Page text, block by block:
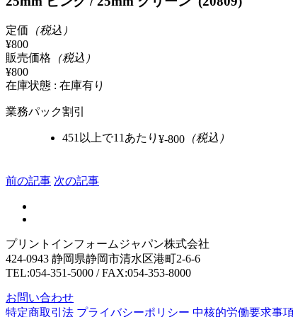
定価 （税込）
¥800
販売価格 （税込）
¥800
在庫状態 : 在庫有り
業務パック割引
451以上で11あたり ¥-800 （税込）
前の記事 次の記事
プリントインフォームジャパン株式会社
424-0943 静岡県静岡市清水区港町2-6-6
TEL:054-351-5000 / FAX:054-353-8000
お問い合わせ
特定商取引法 プライバシーポリシー 中核的労働要求事